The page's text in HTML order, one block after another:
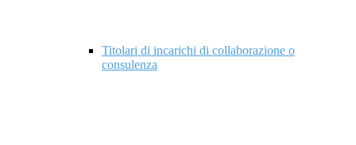
Titolari di incarichi di collaborazione o
consulenza